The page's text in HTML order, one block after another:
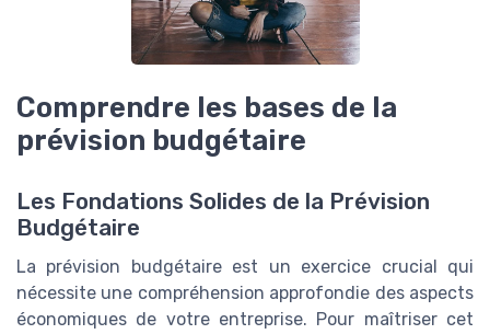
Comprendre les bases de la
prévision budgétaire
Les Fondations Solides de la Prévision
Budgétaire
La prévision budgétaire est un exercice crucial qui
nécessite une compréhension approfondie des aspects
économiques de votre entreprise. Pour maîtriser cet